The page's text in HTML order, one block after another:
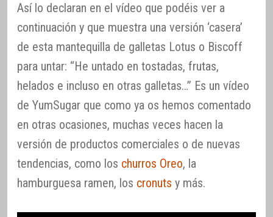
Así lo declaran en el vídeo que podéis ver a
continuación y que muestra una versión ‘casera’
de esta mantequilla de galletas Lotus o Biscoff
para untar: “He untado en tostadas, frutas,
helados e incluso en otras galletas…” Es un vídeo
de YumSugar que como ya os hemos comentado
en otras ocasiones, muchas veces hacen la
versión de productos comerciales o de nuevas
tendencias, como los churros Oreo, la
hamburguesa ramen, los cronuts y más.